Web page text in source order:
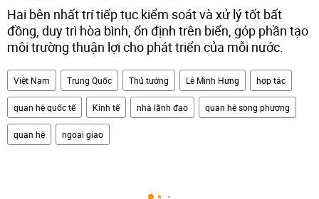
Hai bên nhất trí tiếp tục kiểm soát và xử lý tốt bất
đồng, duy trì hòa bình, ổn định trên biển, góp phần tạo
môi trường thuận lợi cho phát triển của mỗi nước.
Việt Nam Trung Quốc Thủ tướng Lê Minh Hưng hợp tác
quan hệ quốc tế Kinh tế nhà lãnh đạo quan hệ song phương
quan hệ ngoại giao